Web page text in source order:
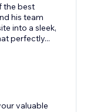
the best
his team
into a sleek,
perfectly...
valuable